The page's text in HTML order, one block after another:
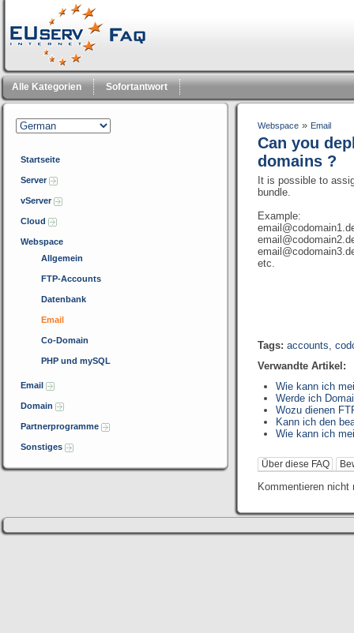
Alle Kategorien Sofortantwort
Startseite
Server
vServer
Cloud
Webspace
Allgemein
FTP-Accounts
Datenbank
Email
Co-Domain
PHP und mySQL
Email
Domain
Partnerprogramme
Sonstiges
Webspace » Email
Can you
domains ?
It is possible to
bundle.
Example:
etc.
Tags: accounts,
Verwandte Artikel:
Wie kann ich
Werde ich
Wozu dienen
Kann ich den
Wie kann ich
Über diese FAQ
Kommentieren nicht